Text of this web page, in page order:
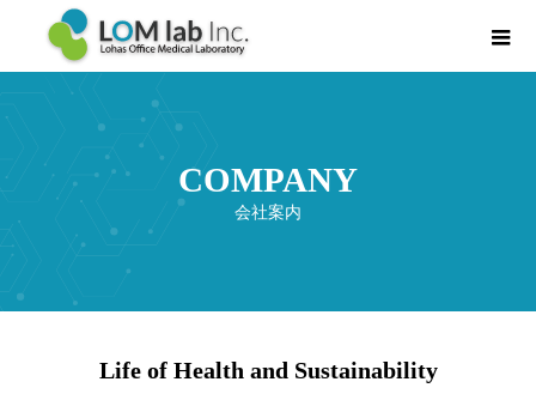
COMPANY 会社案内
COMPANY
会社案内
Life of Health and Sustainability